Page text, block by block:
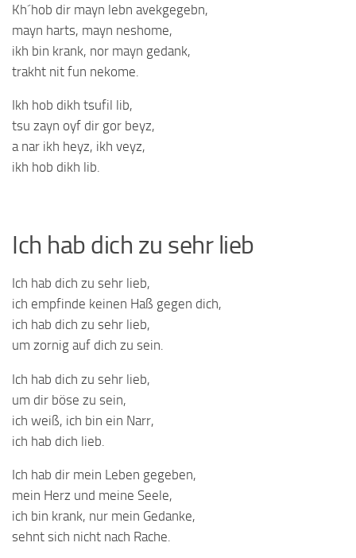
Kh´hob dir mayn lebn avekgegebn,
mayn harts, mayn neshome,
ikh bin krank, nor mayn gedank,
trakht nit fun nekome.
Ikh hob dikh tsufil lib,
tsu zayn oyf dir gor beyz,
a nar ikh heyz, ikh veyz,
ikh hob dikh lib.
Ich hab dich zu sehr lieb
Ich hab dich zu sehr lieb,
ich empfinde keinen Haß gegen dich,
ich hab dich zu sehr lieb,
um zornig auf dich zu sein.
Ich hab dich zu sehr lieb,
um dir böse zu sein,
ich weiß, ich bin ein Narr,
ich hab dich lieb.
Ich hab dir mein Leben gegeben,
mein Herz und meine Seele,
ich bin krank, nur mein Gedanke,
sehnt sich nicht nach Rache.